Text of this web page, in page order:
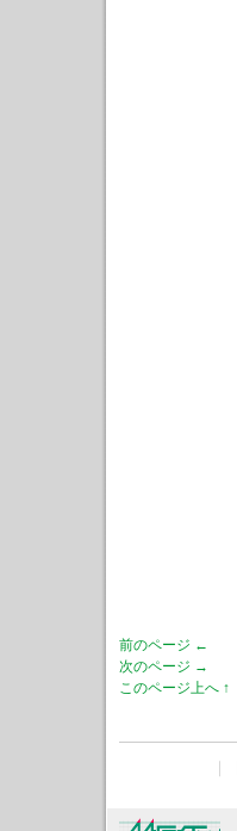
前のページ ←
次のページ →
このページ上へ ↑